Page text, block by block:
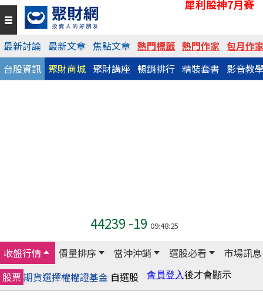
犀利股神7月賽
最新討論 最新文章 焦點文章 熱門標籤 熱門作家 包月作
台股資訊 聚財商城 聚財講座 暢銷排行 精裝套書 影音教
44239 -19 09:48:25
收盤行情 價量排序 當沖沖銷 選股必看
市場訊息
股票期貨選擇權權證基金 自選股